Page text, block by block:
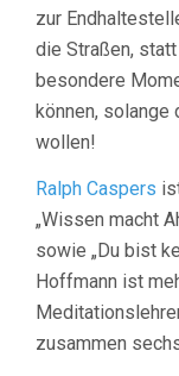
zur
die Straßen,
besondere
können, solange
wollen!
Ralph Caspers
„Wissen macht
sowie „Du bist
Hoffmann ist
zusammen